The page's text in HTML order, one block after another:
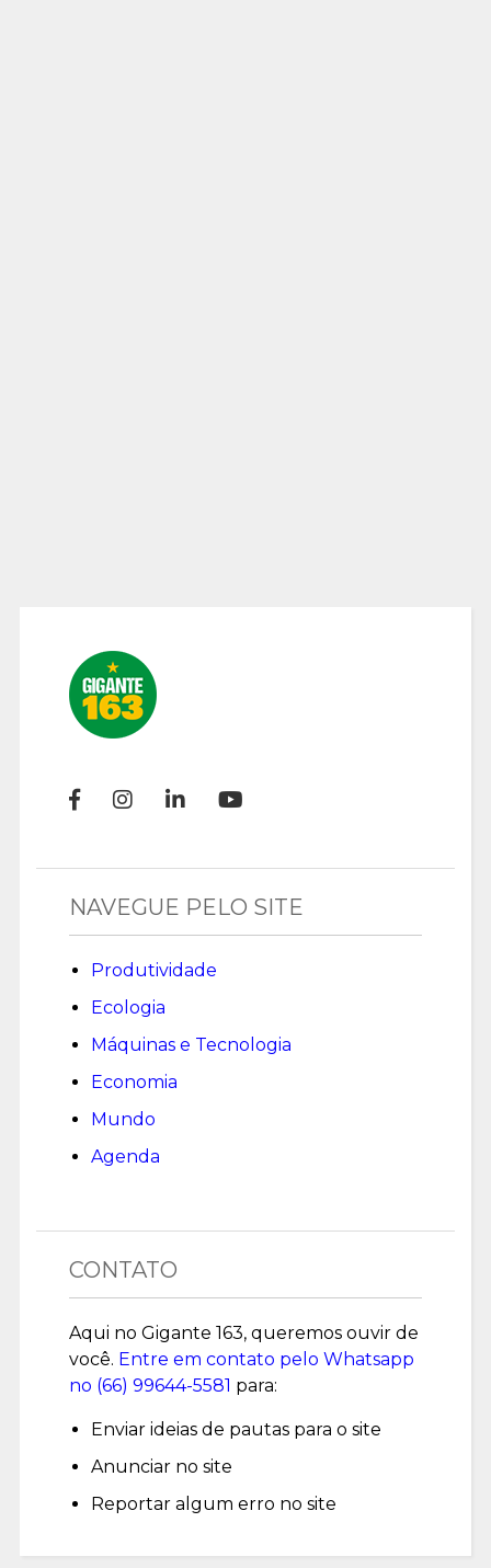
NAVEGUE PELO SITE
Produtividade
Ecologia
Máquinas e Tecnologia
Economia
Mundo
Agenda
CONTATO
Aqui no Gigante 163, queremos ouvir de
você. Entre em contato pelo Whatsapp
no (66) 99644-5581 para:
Enviar ideias de pautas para o site
Anunciar no site
Reportar algum erro no site